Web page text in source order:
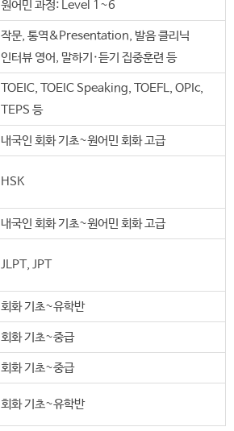
원어민 과정: Level 1~6
작문, 통역&Presentation, 발음 클리닉
인터뷰 영어, 말하기·듣기 집중훈련 등
TOEIC, TOEIC Speaking, TOEFL, OPIc,
TEPS 등
내국인 회화 기초~원어민 회화 고급
HSK
내국인 회화 기초~원어민 회화 고급
JLPT, JPT
회화 기초~유학반
회화 기초~중급
회화 기초~중급
회화 기초~유학반